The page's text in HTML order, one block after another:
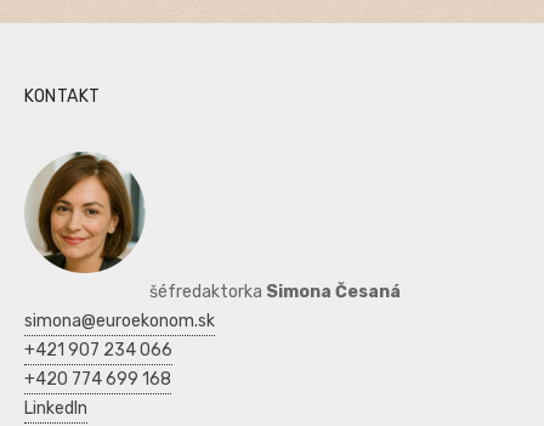
KONTAKT
šéfredaktorka Simona Česaná
simona@euroekonom.sk
+421 907 234 066
+420 774 699 168
LinkedIn